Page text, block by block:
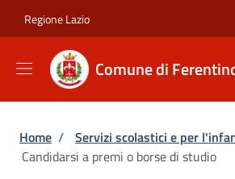
Regione Lazio
Comune di
Briciole di pane
Home / Servizi scolastici e per
Candidarsi a premi o borse di studio